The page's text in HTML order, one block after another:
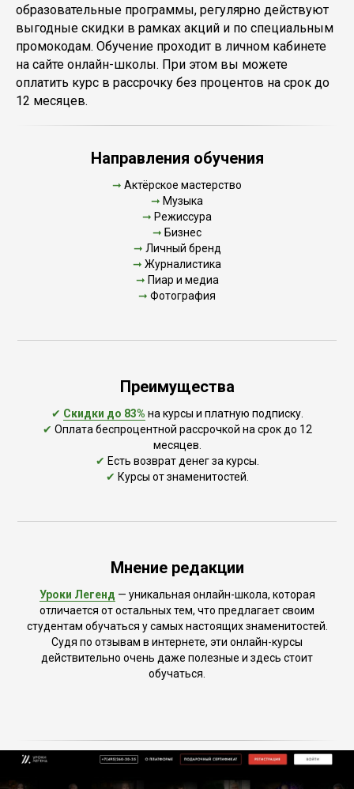
образовательные программы, регулярно действуют
выгодные скидки в рамках акций и по специальным
промокодам. Обучение проходит в личном кабинете
на сайте онлайн-школы. При этом вы можете
оплатить курс в рассрочку без процентов на срок до
12 месяцев.
Направления обучения
➞ Актёрское мастерство
➞ Музыка
➞ Режиссура
➞ Бизнес
➞ Личный бренд
➞ Журналистика
➞ Пиар и медиа
➞ Фотография
Преимущества
✔ Скидки до 83% на курсы и платную подписку.
✔ Оплата беспроцентной рассрочкой на срок до 12
месяцев.
✔ Есть возврат денег за курсы.
✔ Курсы от знаменитостей.
Мнение редакции
Уроки Легенд — уникальная онлайн-школа, которая
отличается от остальных тем, что предлагает своим
студентам обучаться у самых настоящих знаменитостей.
Судя по отзывам в интернете, эти онлайн-курсы
действительно очень даже полезные и здесь стоит
обучаться.